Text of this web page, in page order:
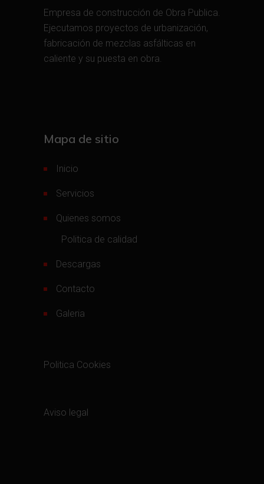
Empresa de construcción de Obra Publica.
Ejecutamos proyectos de urbanización,
fabricación de mezclas asfálticas en
caliente y su puesta en obra.
Mapa de sitio
Inicio
Servicios
Quienes somos
Politica de calidad
Descargas
Contacto
Galeria
Politica Cookies
Aviso legal